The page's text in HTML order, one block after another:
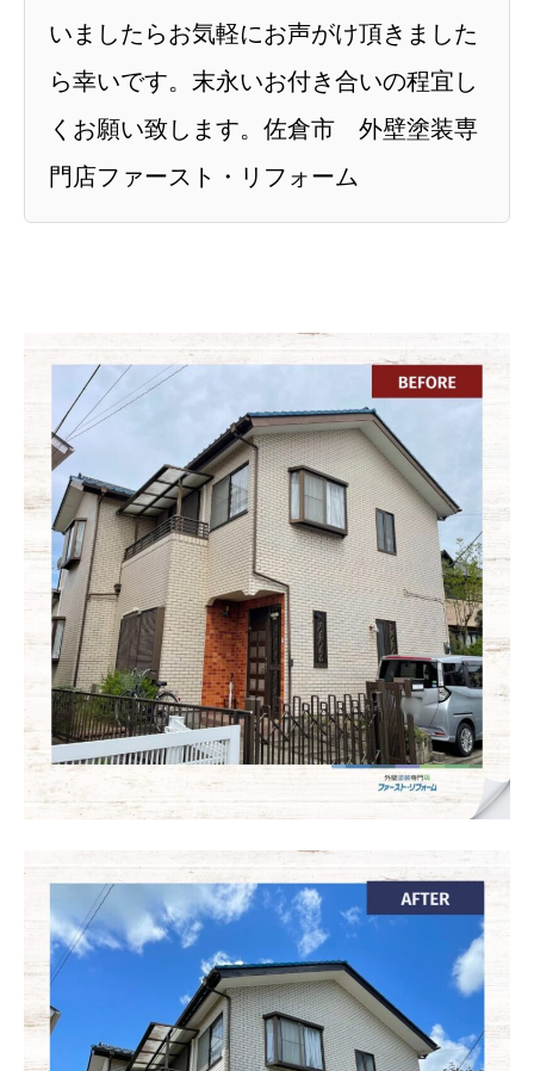
いましたらお気軽にお声がけ頂きました
ら幸いです。末永いお付き合いの程宜し
くお願い致します。佐倉市 外壁塗装専
門店ファースト・リフォーム